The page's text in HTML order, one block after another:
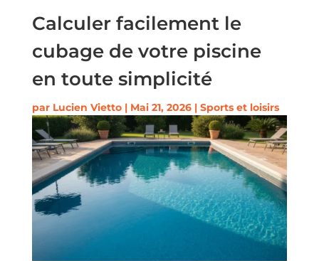
Calculer facilement le
cubage de votre piscine
en toute simplicité
par Lucien Vietto| Mai 21, 2026| Sports et loisirs